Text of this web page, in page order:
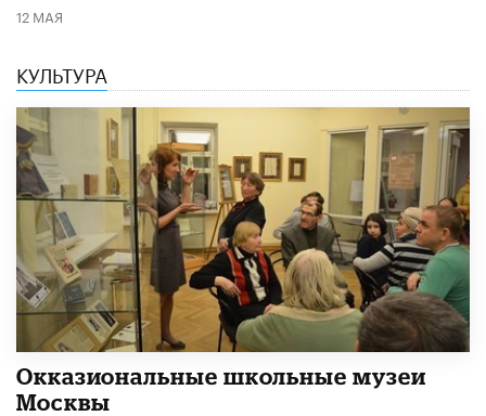
12 МАЯ
КУЛЬТУРА
​Окказиональные школьные музеи
Москвы